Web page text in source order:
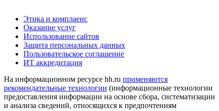
Этика и комплаенс
Оказание услуг
Использование сайтов
Защита персональных данных
Пользовательское соглашение
ИТ аккредитация
На информационном ресурсе hh.ru применяются
рекомендательные технологии (информационные технологии
предоставления информации на основе сбора, систематизации
и анализа сведений, относящихся к предпочтениям